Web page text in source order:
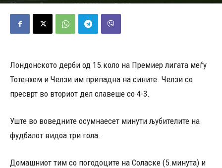
Објавено од Редакција - 08/12/2024 365
Лондонското дерби од 15.коло на Премиер лигата меѓу
Тотенхем и Челзи им припадна на сините. Челзи со
пресврт во вториот дел славеше со 4-3.
Уште во воведните осумнаесет минути љубителите на
фудбалот видоа три гола.
Домашниот тим со погодоците на Соласке (5.минута) и